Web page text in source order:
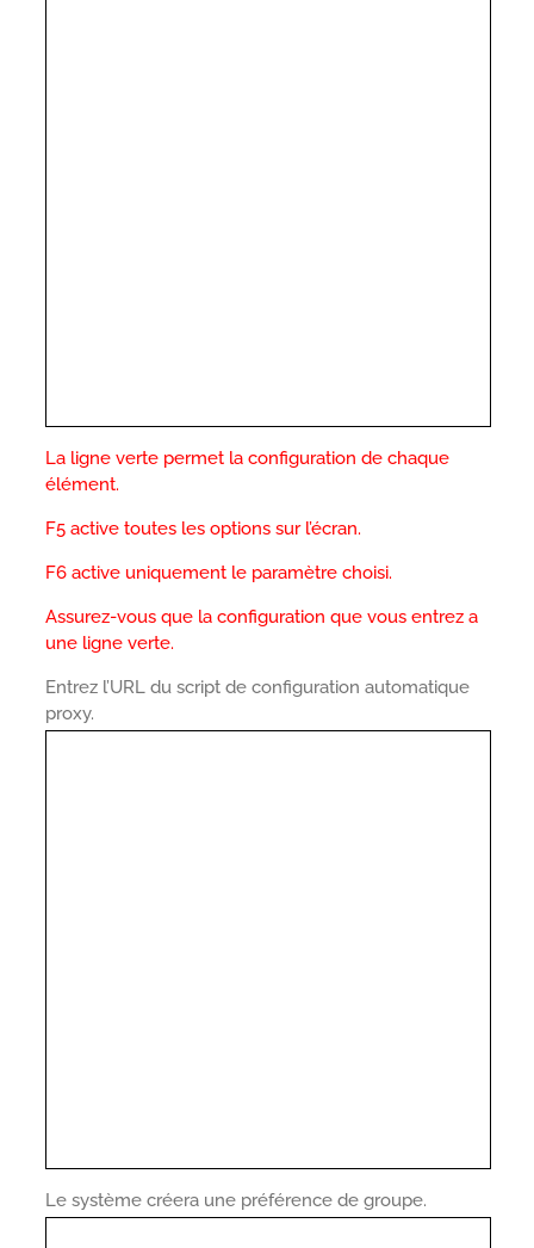
La ligne verte permet la configuration de chaque
élément.
F5 active toutes les options sur l’écran.
F6 active uniquement le paramètre choisi.
Assurez-vous que la configuration que vous entrez a
une ligne verte.
Entrez l’URL du script de configuration automatique
proxy.
Le système créera une préférence de groupe.